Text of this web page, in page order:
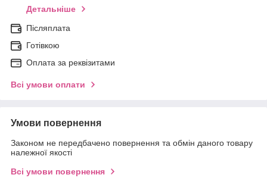
Детальніше
Післяплата
Готівкою
Оплата за реквізитами
Всі умови оплати
Умови повернення
Законом не передбачено повернення та обмін даного товару
належної якості
Всі умови повернення